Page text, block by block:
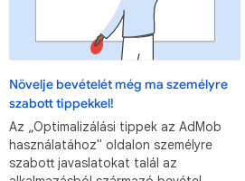
Növelje bevételét még ma személyre
szabott tippekkel!
Az „Optimalizálási tippek az AdMob
használatához" oldalon személyre
szabott javaslatokat talál az